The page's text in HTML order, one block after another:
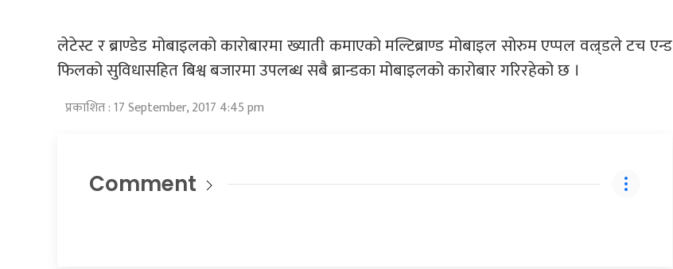
लेटेस्ट र ब्राण्डेड मोबाइलको कारोबारमा ख्याती कमाएको मल्टिब्राण्ड मोबाइल सोरुम एप्पल वल्र्डले टच एन्ड
फिलको सुविधासहित बिश्व बजारमा उपलब्ध सबै ब्रान्डका मोबाइलको कारोबार गरिरहेको छ ।
प्रकाशित : 17 September, 2017 4:45 pm
Comment